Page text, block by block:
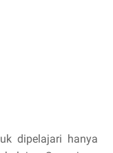
dipelajari hanya